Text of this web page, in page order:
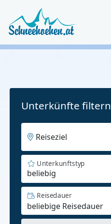
Unterkünfte filtern
Reiseziel
beliebig
Unterkunftstyp
Reisedauer